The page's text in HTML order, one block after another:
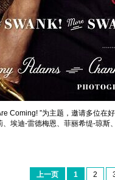
Coming! ”为主题，邀请多位
埃迪-雷德梅恩、菲丽希缇-琼斯
上一页 1 2